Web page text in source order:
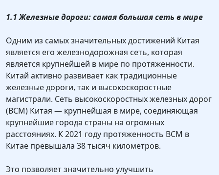
1.1 Железные дороги: самая большая сеть в мире
Одним из самых значительных достижений Китая
является его железнодорожная сеть, которая
является крупнейшей в мире по протяженности.
Китай активно развивает как традиционные
железные дороги, так и высокоскоростные
магистрали. Сеть высокоскоростных железных дорог
(ВСМ) Китая — крупнейшая в мире, соединяющая
крупнейшие города страны на огромных
расстояниях. К 2021 году протяженность ВСМ в
Китае превышала 38 тысяч километров.
Это позволяет значительно улучшить